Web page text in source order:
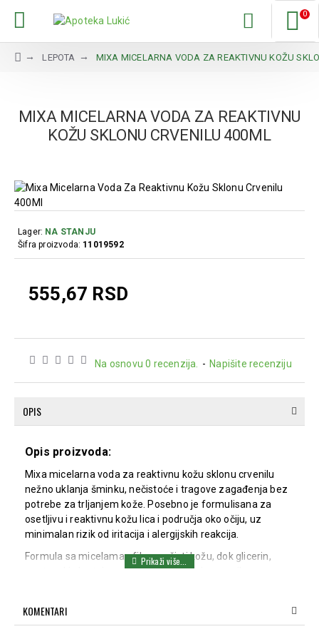
0
LEPOTA MIXA MICELARNA VODA ZA REAKTIVNU KOŽU
MIXA MICELARNA VODA ZA REAKTIVNU
KOŽU SKLONU CRVENILU 400ML
Na osnovu 0 recenzija. - Napišite recenziju
555,67 RSD
Lager: NA STANJU
Šifra proizvoda: 11019592
OPIS
Opis proizvoda:
Mixa micelarna voda za reaktivnu kožu sklonu crvenilu
nežno uklanja šminku, nečistoće i tragove zagađenja bez
potrebe za trljanjem kože. Posebno je formulisana za
osetljivu i reaktivnu kožu lica i područja oko očiju, uz
minimalan rizik od iritacija i alergijskih reakcija.
Formula sa micelama efikasno čisti kožu, dok glicerin,
pantenol i alantoin pomažu u umirivanju crvenila,
ravnoteže kože i dodatnom osećaju prijatnosti nakon
KOMENTARI